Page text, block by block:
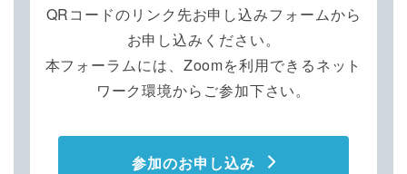
QRコードのリンク先お申し込みフォームから
お申し込みください。
本フォーラムには、Zoomを利用できるネット
ワーク環境からご参加下さい。
参加のお申し込み